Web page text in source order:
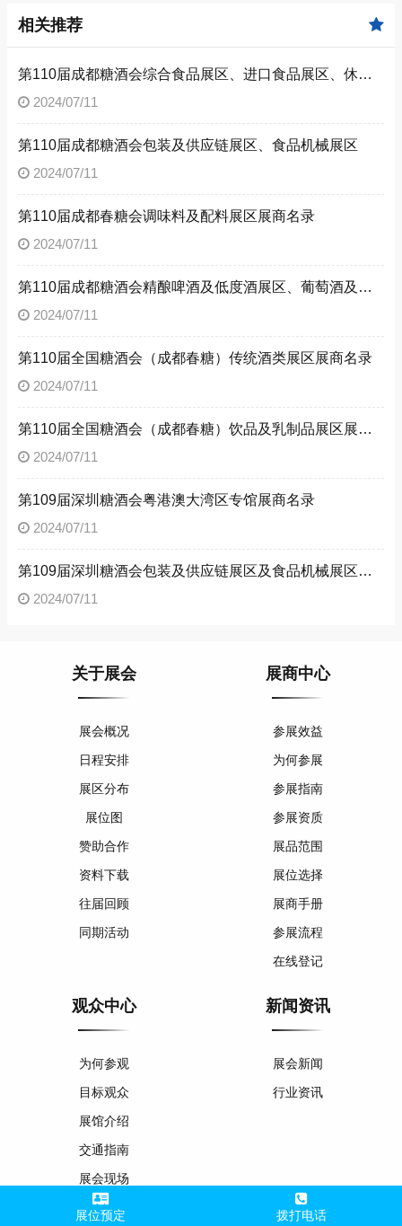
相关推荐
第110届成都糖酒会综合食品展区、进口食品展区、休闲食品展区，休闲及烘培食品展区展商名录
2024/07/11
第110届成都糖酒会包装及供应链展区、食品机械展区
2024/07/11
第110届成都春糖会调味料及配料展区展商名录
2024/07/11
第110届成都糖酒会精酿啤酒及低度酒展区、葡萄酒及国际烈酒展区
2024/07/11
第110届全国糖酒会（成都春糖）传统酒类展区展商名录
2024/07/11
第110届全国糖酒会（成都春糖）饮品及乳制品展区展商名录
2024/07/11
第109届深圳糖酒会粤港澳大湾区专馆展商名录
2024/07/11
第109届深圳糖酒会包装及供应链展区及食品机械展区展商名录
2024/07/11
关于展会
展会概况
日程安排
展区分布
展位图
赞助合作
资料下载
往届回顾
同期活动
展商中心
参展效益
为何参展
参展指南
参展资质
展品范围
展位选择
展商手册
参展流程
在线登记
观众中心
为何参观
目标观众
展馆介绍
交通指南
展会现场
参观须知
新闻资讯
展会新闻
行业资讯
展位预定 拨打电话